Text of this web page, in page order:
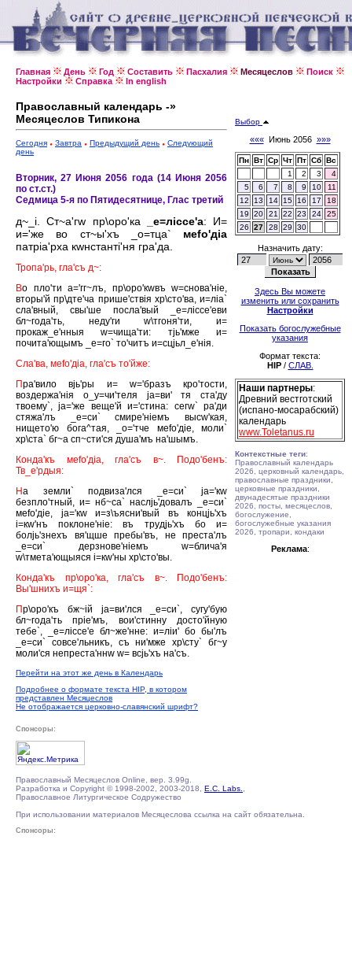
Главная День Год Составить Пасхалия Месяцеслов
Поиск
Настройки
Справка In english
Православный календарь -»
Месяцеслов Типикона
Сегодня Завтра Предыдущий день
Следующий
день
Вторник, 27 Июня 2056 года (14 Июня 2056
по ст.ст.)
Седмица 5-я по Пятидесятнице, Глас третий
д~_i. Ст~а'гw пр\оро'ка _е=лiссе'а: И=
и='же во ст~ы'хъ _о=тца` меfо'дiа
патрiа'рха кwнстантi'ня гра'да.
Тропа'рь, гла'съ д~:
Во пло'ти а='гг~лъ, пр\оро'кwвъ w=снова'нiе,
вторы'й пр\дте'ча прише'ствiя хр\сто'ва, и=лiа`
сла'вный, свы'ше посла'вый _е=лiссе'еви
бл~года'ть, неду'ги w\тгоня'ти, и=
прокаж_е'нныя w=чища'ти: тjь'мже и=
почита'ющымъ _е=го` то'читъ и=сцjьл_е'нiя.
Сла'ва, меfо'дiа, гла'съ то'йже:
Пра'вило вjь'ры и= w='бразъ кро'тости,
воздержа'нiя о_у=чи'теля jа=ви' тя ста'ду
твоему`, jа='же веще'й и='стина: сегw` ра'ди
стяжа'лъ _е=си` смире'нiемъ высw'кая,
нището'ю бога^тая, _о='тче меfо'дiе, моли`
хр\ста` бг~а сп~сти'ся душа'мъ на'шымъ.
Конда'къ меfо'дiа, гла'съ в~. Подо'бенъ:
Тв_е'рдыя:
На земли` подвиза'лся _е=си` jа='кw
безпло'тный, и= нб~са` наслjь'довалъ _е=си`
меfо'дiе, jа='кw и=з\ъясни'вый въ концjь'хъ
i=кw'нъ поклоне'нiе: въ трудjь'хъ бо и=
болjь'знехъ вя'щше пребы'въ, не преста'лъ
_е=си` дерзнове'нiемъ w=блича'я
w\тмета'ющыяся i=кw'ны хр\сто'вы.
Конда'къ пр\оро'ка, гла'съ в~. Подо'бенъ:
Вы'шнихъ и=щя`:
Пр\оро'къ бж~iй jа=ви'лся _е=си`, сугу'бую
бл~года'ть прiе'мъ, вои'стинну досто'йную
тебе`, _е=лiссе'е бл~же'нне: и=лiи' бо бы'лъ
_е=си` совсе'льникъ, съ ни'мже хр\сту` бг~у
моли'ся непреста'ннw w= всjь'хъ на'съ.
Перейти на этот же день в Календарь
Подробнее о формате текста HIP, в котором
представлен Месяцеслов
Не отображается церковно-славянский шрифт?
Выбор
«««Июнь 2056 »»»
Пн Вт Ср Чт Пт Сб Вс
1
2 3
4
5
6 7 8 9 10
11
12
13 14 15 16 17
18
19
20 21 22 23 24
25
26
27 28 29 30
Назначить дату:
Здесь Вы можете
изменить или сохранить
Настройки
Показать богослужебные
указания
Формат текста:
HIP/ СЛАВ.
Наши партнеры:
Древний вестготский
(испано-мосарабский)
календарь
www.Toletanus.ru
Контекстные теги:
Православный календарь
2026, церковный календарь,
православные праздники,
церковные праздники,
двунадесятые праздники
2026, посты, месяцеслов,
богослужение,
богослужебные указания
2026, тропари, кондаки
Реклама:
Спонсоры:
Православный Месяцеслов Online, вер. 3.99g.
Разработка и Copyright © 1998-2002, 2003-2018, E.C. Labs.
Православное Литургическое Содружество
При использовании материалов Месяцеслова ссылка на сайт обязательна.
Спонсоры: